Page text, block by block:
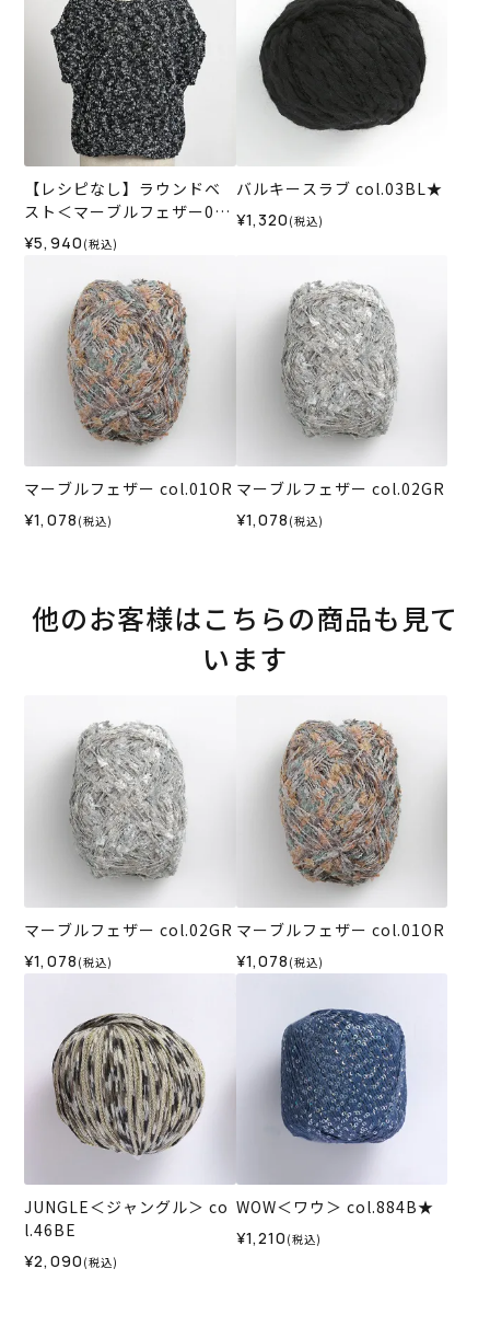
【レシピなし】ラウンドベ
スト＜マーブルフェザー03
BL＞（編み物 材料セット）
¥5,940 (税込)
バルキースラブ col.03BL★
¥1,320 (税込)
マーブルフェザー col.01OR
¥1,078 (税込)
マーブルフェザー col.02GR
¥1,078 (税込)
他のお客様はこちらの商品も見て
います
マーブルフェザー col.02GR
¥1,078 (税込)
マーブルフェザー col.01OR
¥1,078 (税込)
JUNGLE＜ジャングル＞ co
l.46BE
¥2,090 (税込)
WOW＜ワウ＞ col.884B★
¥1,210 (税込)